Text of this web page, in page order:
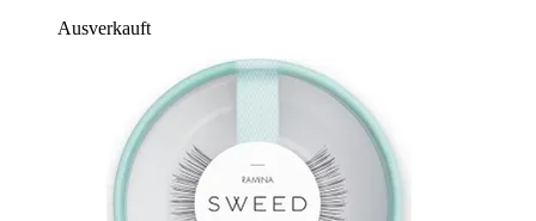
Ausverkauft